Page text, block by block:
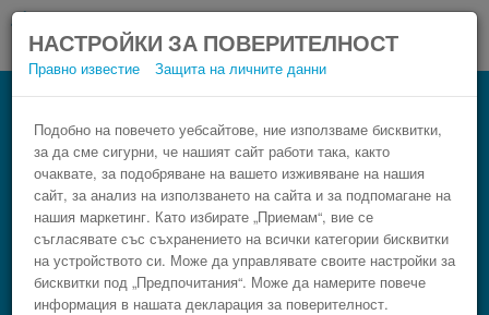
НАСТРОЙКИ ЗА ПОВЕРИТЕЛНОСТ
Правно известие Защита на личните данни
Подобно на повечето уебсайтове, ние използваме бисквитки,
за да сме сигурни, че нашият сайт работи така, както
очаквате, за подобряване на вашето изживяване на нашия
сайт, за анализ на използването на сайта и за подпомагане на
нашия маркетинг. Като избирате „Приемам“, вие се
съгласявате със съхранението на всички категории бисквитки
на устройството си. Може да управлявате своите настройки за
бисквитки под „Предпочитания“. Може да намерите повече
информация в нашата декларация за поверителност.
Автобус Bagnères-de-Luchon Foix
Резервирай изгоден автобусен билет само в 3
стъпки.